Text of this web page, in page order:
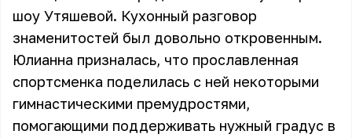
шоу Утяшевой. Кухонный разговор
знаменитостей был довольно откровенным.
Юлианна призналась, что прославленная
спортсменка поделилась с ней некоторыми
гимнастическими премудростями,
помогающими поддерживать нужный градус в